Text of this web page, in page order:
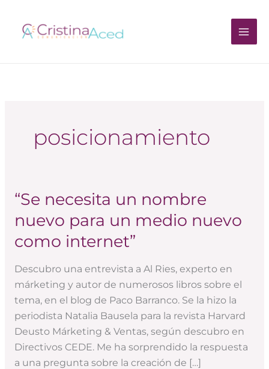
contenido
posicionamiento
“Se necesita un nombre
nuevo para un medio nuevo
como internet”
Descubro una entrevista a Al Ries, experto en
márketing y autor de numerosos libros sobre el
tema, en el blog de Paco Barranco. Se la hizo la
periodista Natalia Bausela para la revista Harvard
Deusto Márketing & Ventas, según descubro en
Directivos CEDE. Me ha sorprendido la respuesta
a una pregunta sobre la creación de […]
“Se
un
nombre
para
un
medio
nuevo
como
internet”